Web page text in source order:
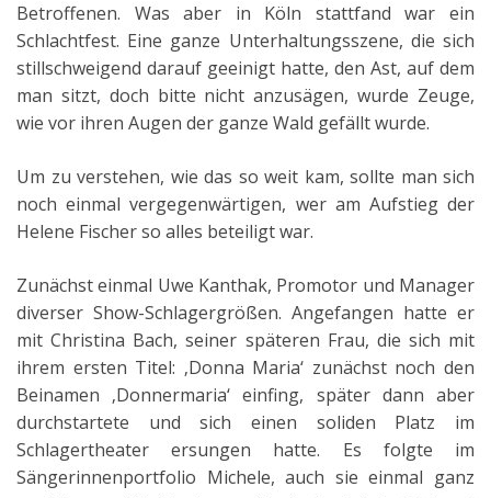
Betroffenen. Was aber in Köln stattfand war ein
Schlachtfest. Eine ganze Unterhaltungsszene, die sich
stillschweigend darauf geeinigt hatte, den Ast, auf dem
man sitzt, doch bitte nicht anzusägen, wurde Zeuge,
wie vor ihren Augen der ganze Wald gefällt wurde.
Um zu verstehen, wie das so weit kam, sollte man sich
noch einmal vergegenwärtigen, wer am Aufstieg der
Helene Fischer so alles beteiligt war.
Zunächst einmal Uwe Kanthak, Promotor und Manager
diverser Show-Schlagergrößen. Angefangen hatte er
mit Christina Bach, seiner späteren Frau, die sich mit
ihrem ersten Titel: ‚Donna Maria‘ zunächst noch den
Beinamen ‚Donnermaria‘ einfing, später dann aber
durchstartete und sich einen soliden Platz im
Schlagertheater ersungen hatte. Es folgte im
Sängerinnenportfolio Michele, auch sie einmal ganz